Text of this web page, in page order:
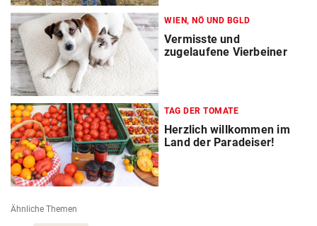
WIEN, NÖ UND BGLD
Vermisste und
zugelaufene Vierbeiner
TAG DER TOMATE
Herzlich willkommen im
Land der Paradeiser!
Ähnliche Themen